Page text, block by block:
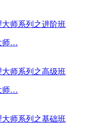
师…
师…